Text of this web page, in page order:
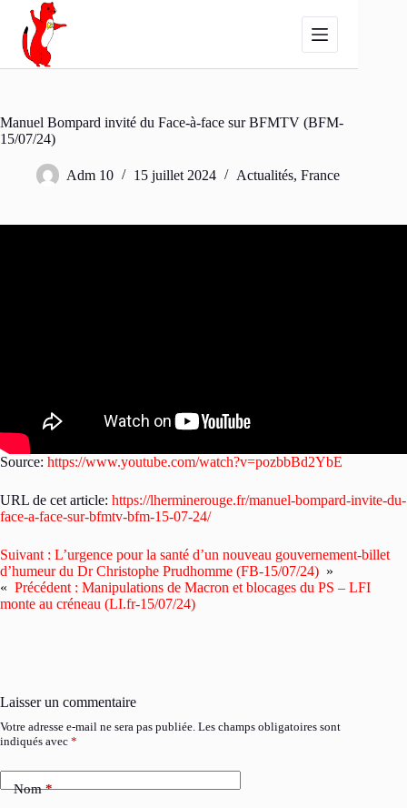
Passer
contenu
Manuel Bompard invité du Face-à-face sur BFMTV (BFM-
15/07/24)
Adm 10 15 juillet 2024 Actualités, France
Source: https://www.youtube.com/watch?v=pozbbBd2YbE
URL de cet article: https://lherminerouge.fr/manuel-bompard-invite-du-
face-a-face-sur-bfmtv-bfm-15-07-24/
Suivant : L’urgence pour la santé d’un nouveau gouvernement-billet
d’humeur du Dr Christophe Prudhomme (FB-15/07/24) »
« Précédent : Manipulations de Macron et blocages du PS – LFI
monte au créneau (LI.fr-15/07/24)
Laisser un commentaire
Votre adresse e-mail ne sera pas publiée. Les champs obligatoires sont
indiqués avec *
Nom*